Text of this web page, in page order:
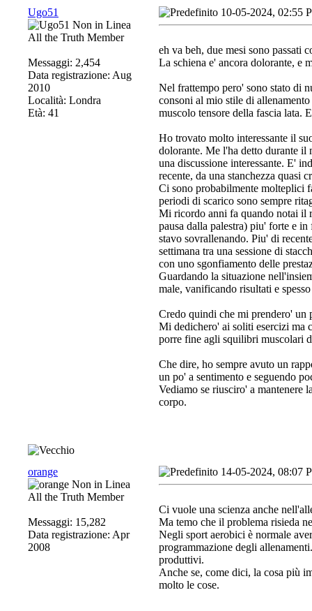
Ugo51
All the Truth Member
Messaggi: 2,454
Data registrazione: Aug
2010
Località: Londra
Età: 41
10-05-2024, 02:55
eh va beh, due mesi sono passati
La schiena e' ancora dolorante, e
Nel frattempo pero' sono stato di
consoni al mio stile di
muscolo tensore della fascia lata.
Ho trovato molto interessante il
dolorante. Me l'ha detto durante il
una discussione interessante. E'
recente, da una stanchezza quasi
Ci sono probabilmente molteplici
periodi di scarico sono sempre
Mi ricordo anni fa quando notai il
pausa dalla palestra) piu' forte e
stavo sovrallenando. Piu' di
settimana tra una sessione di
con uno sgonfiamento delle
Guardando la situazione
male, vanificando risultati e
Credo quindi che mi prendero' un
Mi dedichero' ai soliti esercizi ma
porre fine agli squilibri muscolari
Che dire, ho sempre avuto un
un po' a sentimento e seguendo
Vediamo se riusciro' a mantenere
corpo.
orange
All the Truth Member
Messaggi: 15,282
Data registrazione: Apr
2008
14-05-2024, 08:07
Ci vuole una scienza anche
Ma temo che il problema risieda
Negli sport aerobici è normale
programmazione degli
produttivi.
Anche se, come dici, la cosa più
molto le cose.